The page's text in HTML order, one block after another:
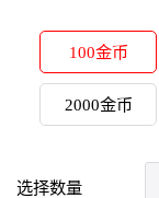
100金币
2000金币
选择数量